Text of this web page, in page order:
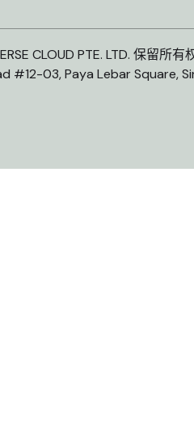
CLOUD PTE. LTD. 保留所有
#12-03, Paya Lebar Square,